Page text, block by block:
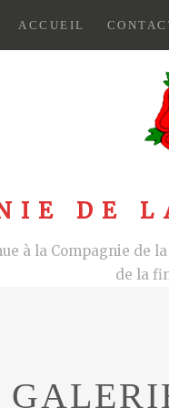
ACCUEIL
DE
à la Compagnie de
de la